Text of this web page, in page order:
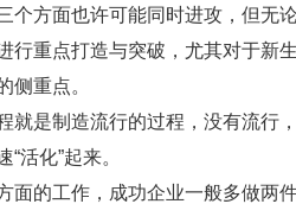
方面也许可能同时进攻，但无
行重点打造与突破，尤其对于新
侧重点。
是制造流行的过程，没有流行，
化”起来。
的工作，成功企业一般多做两件